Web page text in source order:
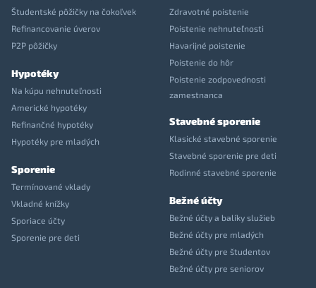
Študentské pôžičky na čokoľvek
Refinancovanie úverov
P2P pôžičky
Hypotéky
Na kúpu nehnuteľnosti
Americké hypotéky
Refinančné hypotéky
Hypotéky pre mladých
Sporenie
Termínované vklady
Vkladné knížky
Sporiace účty
Sporenie pre deti
Zdravotné poistenie
Poistenie nehnuteľnosti
Havarijné poistenie
Poistenie do hôr
Poistenie zodpovednosti
zamestnanca
Stavebné sporenie
Klasické stavebné sporenie
Stavebné sporenie pre deti
Rodinné stavebné sporenie
Bežné účty
Bežné účty a balíky služieb
Bežné účty pre mladých
Bežné účty pre študentov
Bežné účty pre seniorov